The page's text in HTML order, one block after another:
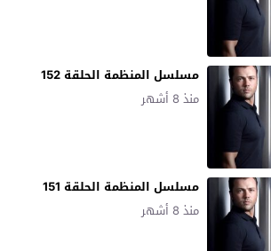
مسلسل المنظمة الحلقة 152
منذ 8 أشهر
مسلسل المنظمة الحلقة 151
منذ 8 أشهر